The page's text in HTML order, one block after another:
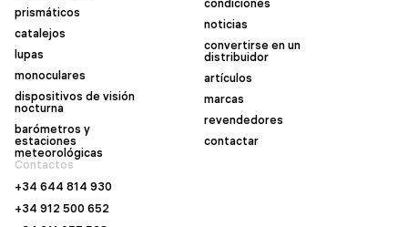
prismáticos
catalejos
lupas
monoculares
dispositivos de visión
nocturna
barómetros y
estaciones
meteorológicas
condiciones
noticias
convertirse en un
distribuidor
artículos
marcas
revendedores
contactar
Contactos
+34 644 814 930
+34 912 500 652